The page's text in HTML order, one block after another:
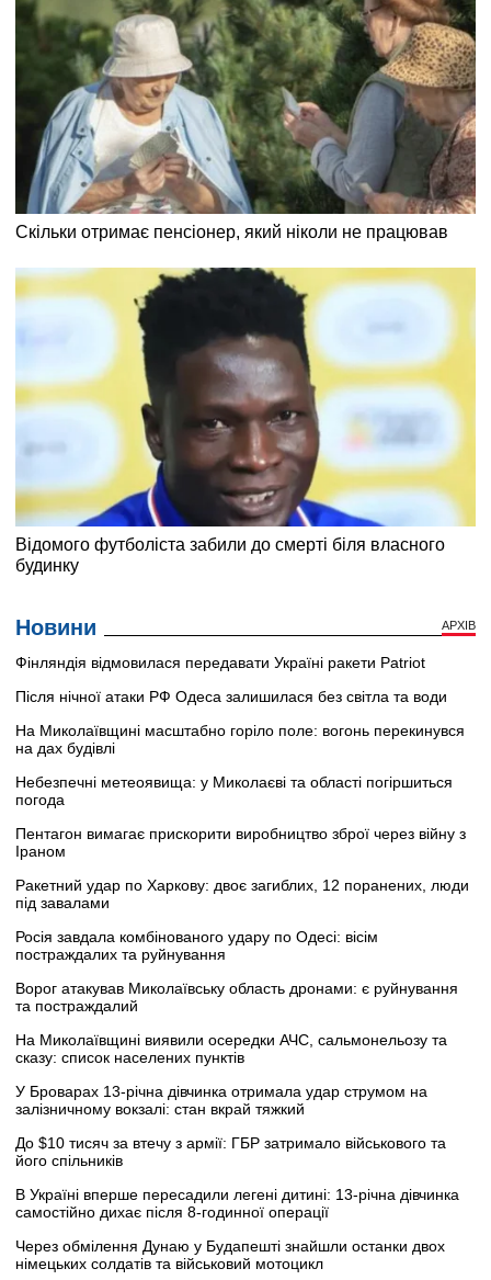
Новини АРХІВ
Фінляндія відмовилася передавати Україні ракети Patriot
Після нічної атаки РФ Одеса залишилася без світла та води
На Миколаївщині масштабно горіло поле: вогонь перекинувся
на дах будівлі
Небезпечні метеоявища: у Миколаєві та області погіршиться
погода
Пентагон вимагає прискорити виробництво зброї через війну з
Іраном
Ракетний удар по Харкову: двоє загиблих, 12 поранених, люди
під завалами
Росія завдала комбінованого удару по Одесі: вісім
постраждалих та руйнування
Ворог атакував Миколаївську область дронами: є руйнування
та постраждалий
На Миколаївщині виявили осередки АЧС, сальмонельозу та
сказу: список населених пунктів
У Броварах 13-річна дівчинка отримала удар струмом на
залізничному вокзалі: стан вкрай тяжкий
До $10 тисяч за втечу з армії: ГБР затримало військового та
його спільників
В Україні вперше пересадили легені дитині: 13-річна дівчинка
самостійно дихає після 8-годинної операції
Через обмілення Дунаю у Будапешті знайшли останки двох
німецьких солдатів та військовий мотоцикл